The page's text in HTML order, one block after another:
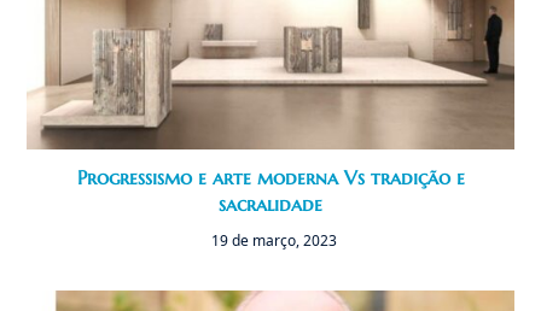
Progressismo e arte moderna Vs tradição e
sacralidade
19 de março, 2023